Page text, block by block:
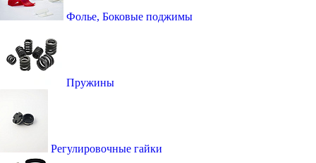
Фолье, Боковые поджимы
Пружины
Регулировочные гайки